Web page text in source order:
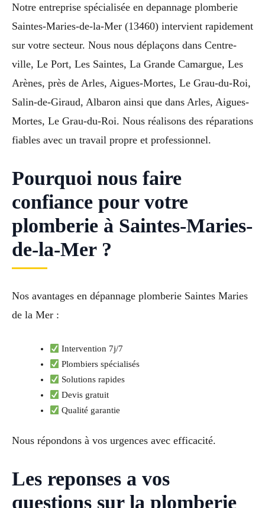
Notre entreprise spécialisée en depannage plomberie
Saintes-Maries-de-la-Mer (13460) intervient rapidement
sur votre secteur. Nous nous déplaçons dans Centre-
ville, Le Port, Les Saintes, La Grande Camargue, Les
Arènes, près de Arles, Aigues-Mortes, Le Grau-du-Roi,
Salin-de-Giraud, Albaron ainsi que dans Arles, Aigues-
Mortes, Le Grau-du-Roi. Nous réalisons des réparations
fiables avec un travail propre et professionnel.
Pourquoi nous faire
confiance pour votre
plomberie à Saintes-Maries-
de-la-Mer ?
Nos avantages en dépannage plomberie Saintes Maries
de la Mer :
Intervention 7j/7
Plombiers spécialisés
Solutions rapides
Devis gratuit
Qualité garantie
Nous répondons à vos urgences avec efficacité.
Les reponses a vos
questions sur la plomberie